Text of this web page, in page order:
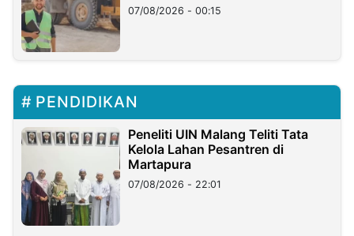
07/08/2026 - 00:15
PENDIDIKAN
Peneliti UIN Malang Teliti Tata
Kelola Lahan Pesantren di
Martapura
07/08/2026 - 22:01